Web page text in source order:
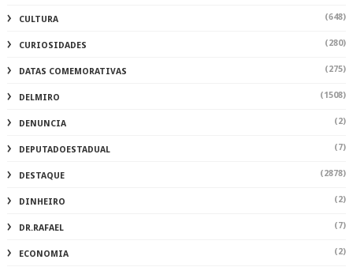
CULTURA (648)
CURIOSIDADES (280)
DATAS COMEMORATIVAS (275)
DELMIRO (1508)
DENUNCIA (2)
DEPUTADOESTADUAL (7)
DESTAQUE (2878)
DINHEIRO (2)
DR.RAFAEL (7)
ECONOMIA (2)